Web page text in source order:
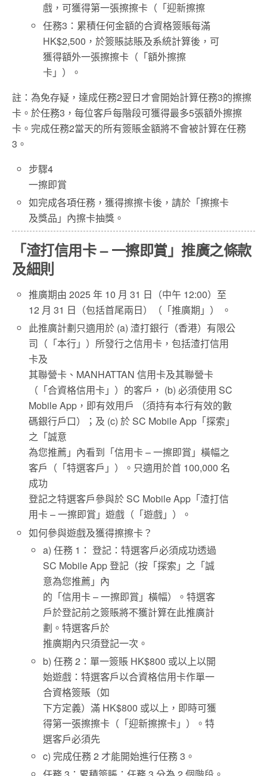
戲，可獲得第一張擦擦卡（「迎新擦擦
任務3：累積任何金額的合資格簽賬每滿
HK$2,500，於簽賬誌賬及系統計算後，可
獲得額外一張擦擦卡（「額外擦擦
卡」）。
註：為免存疑，達成任務2翌日才會開始計算任務3的擦擦
卡。於任務3，每位客戶每階段可獲得最多5張額外擦擦
卡。完成任務2當天的所有簽賬金額將不會被計算在任務
3。
步驟4
一擦即賞
如完成各項任務，獲得擦擦卡後，請於「擦擦卡
及獎品」內擦卡抽獎。
「渣打信用卡 – 一擦即賞」推廣之條款
及細則
推廣期由 2025 年 10 月 31 日（中午 12:00）至
12 月 31 日（包括首尾兩日）（「推廣期」） 。
此推廣計劃只適用於 (a) 渣打銀行（香港）有限公
司（「本行」）所發行之信用卡，包括渣打信用
卡及
其聯營卡、MANHATTAN 信用卡及其聯營卡
（「合資格信用卡」）的客戶， (b) 必須使用 SC
Mobile App，即有效用戶 （須持有本行有效的數
碼銀行戶口）；及 (c) 於 SC Mobile App「探索」
之「誠意
為您推薦」內看到「信用卡 – 一擦即賞」橫幅之
客戶（「特選客戶」）。只適用於首 100,000 名
成功
登記之特選客戶參與於 SC Mobile App「渣打信
用卡 – 一擦即賞」遊戲（「遊戲」）。
如何參與遊戲及獲得擦擦卡？
a) 任務 1： 登記：特選客戶必須成功透過
SC Mobile App 登記（按「探索」之「誠
意為您推薦」內
的「信用卡 – 一擦即賞」橫幅）。特選客
戶於登記前之簽賬將不獲計算在此推廣計
劃。特選客戶於
推廣期內只須登記一次。
b) 任務 2：單一簽賬 HK$800 或以上以開
始遊戲：特選客戶以合資格信用卡作單一
合資格簽賬（如
下方定義）滿 HK$800 或以上，即時可獲
得第一張擦擦卡（「迎新擦擦卡」）。特
選客戶必須先
c) 完成任務 2 才能開始進行任務 3。